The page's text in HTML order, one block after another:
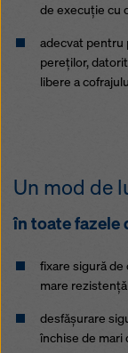
de execuţie cu
adecvat pentru
pereţilor,
libere a
Un mod de
în toate fazele
fixare sigură
mare rezistenţă
desfăşurare
închise de mari